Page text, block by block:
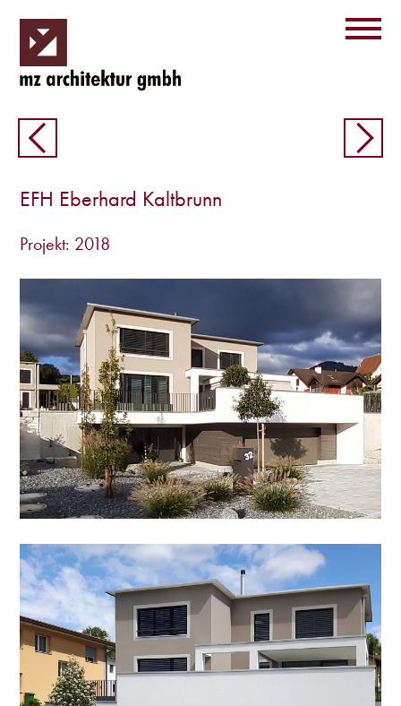
EFH Eberhard Kaltbrunn
Projekt: 2018